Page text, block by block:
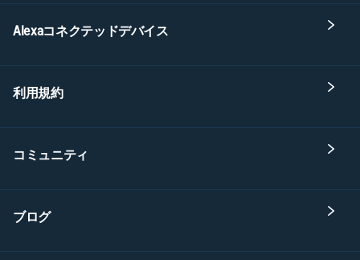
Alexaコネクテッドデバイス
利用規約
コミュニティ
ブログ